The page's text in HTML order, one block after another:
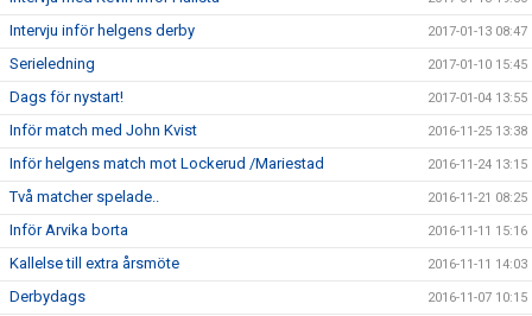
Intervju inför helgens derby 2017-01-13 08:47
Serieledning 2017-01-10 15:45
Dags för nystart! 2017-01-04 13:55
Inför match med John Kvist 2016-11-25 13:38
Inför helgens match mot Lockerud /Mariestad 2016-11-24 13:15
Två matcher spelade.. 2016-11-21 08:25
Inför Arvika borta 2016-11-11 15:16
Kallelse till extra årsmöte 2016-11-11 14:03
Derbydags 2016-11-07 10:15